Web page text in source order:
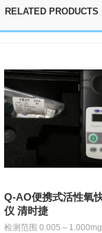
RELATED PRODUCTS
Q-AO便携式活性氧
仪 清时捷
检测范围 0.005～